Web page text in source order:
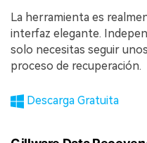
La herramienta es
interfaz elegante.
solo necesitas seguir
proceso de recuperación.
Descarga Gratuita